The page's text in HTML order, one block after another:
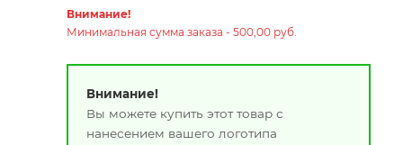
Внимание!
Минимальная сумма заказа - 500,00 руб.
Внимание!
Вы можете купить этот товар с
нанесением вашего логотипа